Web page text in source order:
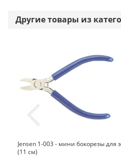
Другие товары из
Jensen 1-003 - мини бокорезы для
(11 см)